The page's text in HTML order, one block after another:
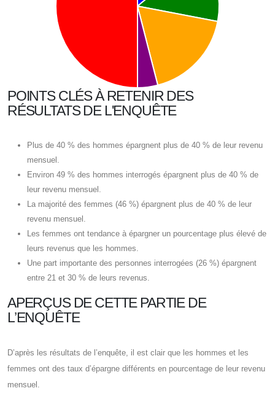
POINTS CLÉS À RETENIR DES
RÉSULTATS DE L'ENQUÊTE
Plus de 40 % des hommes épargnent plus de 40 % de leur revenu
mensuel.
Environ 49 % des hommes interrogés épargnent plus de 40 % de
leur revenu mensuel.
La majorité des femmes (46 %) épargnent plus de 40 % de leur
revenu mensuel.
Les femmes ont tendance à épargner un pourcentage plus élevé de
leurs revenus que les hommes.
Une part importante des personnes interrogées (26 %) épargnent
entre 21 et 30 % de leurs revenus.
APERÇUS DE CETTE PARTIE DE
L’ENQUÊTE
D’après les résultats de l’enquête, il est clair que les hommes et les
femmes ont des taux d’épargne différents en pourcentage de leur revenu
mensuel.